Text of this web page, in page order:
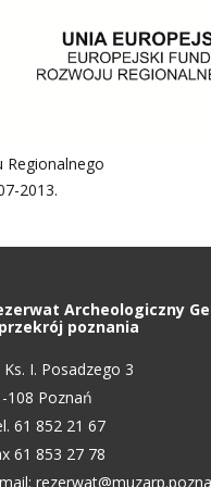
Regionalnego
2013.
Archeologiczny
poznania
Ks. I. Posadzego 3
108 Poznań
61 852 21 67
61 853 27 78